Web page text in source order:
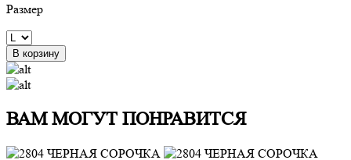
Размер
В корзину
ВАМ МОГУТ ПОНРАВИТСЯ